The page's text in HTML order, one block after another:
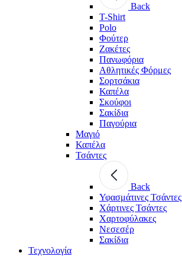
Back
T-Shirt
Polo
Φούτερ
Ζακέτες
Πανωφόρια
Αθλητικές Φόρμες
Σορτσάκια
Καπέλα
Σκούφοι
Σακίδια
Παγούρια
Μαγιό
Καπέλα
Τσάντες
Back
Υφασμάτινες Τσάντες
Χάρτινες Τσάντες
Χαρτοφύλακες
Νεσεσέρ
Σακίδια
Τεχνολογία